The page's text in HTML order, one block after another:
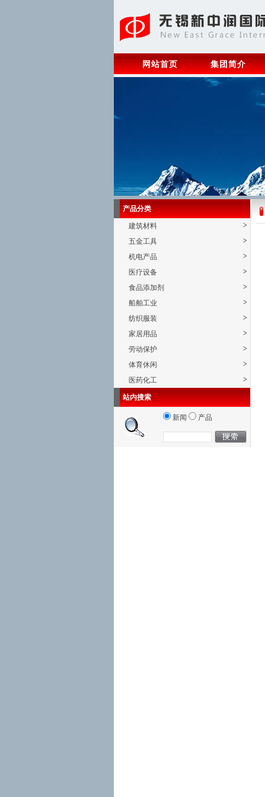
网站首页 集团简介
产品分类
建筑材料
>
五金工具
>
机电产品
>
医疗设备
>
食品添加剂
>
船舶工业
>
纺织服装
>
家居用品
>
劳动保护
>
体育休闲
>
医药化工
>
站内搜索
新闻 产品